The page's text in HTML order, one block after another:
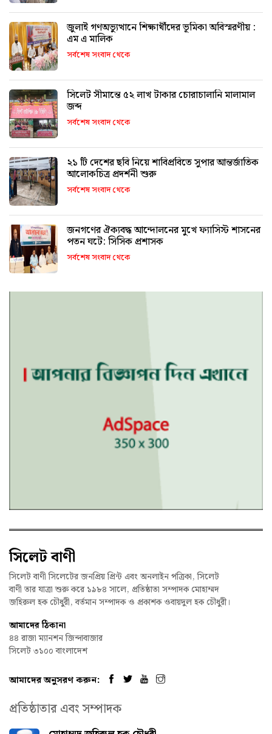
জুলাই গণঅভ্যুত্থানে শিক্ষার্থীদের ভূমিকা অবিস্মরণীয় :
এম এ মালিক
সর্বশেষ সংবাদ থেকে
সিলেট সীমান্তে ৫২ লাখ টাকার চোরাচালানি মালামাল
জব্দ
সর্বশেষ সংবাদ থেকে
২১ টি দেশের ছবি নিয়ে শাবিপ্রবিতে সুপার আন্তর্জাতিক
আলোকচিত্র প্রদর্শনী শুরু
সর্বশেষ সংবাদ থেকে
জনগণের ঐক্যবদ্ধ আন্দোলনের মুখে ফ্যাসিস্ট শাসনের
পতন ঘটে: সিসিক প্রশাসক
সর্বশেষ সংবাদ থেকে
সিলেট বাণী
সিলেট বাণী সিলেটের জনপ্রিয় প্রিন্ট এবং অনলাইন পত্রিকা, সিলেট
বাণী তার যাত্রা শুরু করে ১৯৮৪ সালে, প্রতিষ্ঠাতা সম্পাদক মোহাম্মদ
জহিরুল হক চৌধুরী, বর্তমান সম্পাদক ও প্রকাশক ওবায়দুল হক চৌধুরী।
আমাদের ঠিকানা
৪৪ রাজা ম্যানশন জিন্দাবাজার
সিলেট ৩১০০ বাংলাদেশ
আমাদের অনুসরণ করুন:
প্রতিষ্ঠাতার এবং সম্পাদক